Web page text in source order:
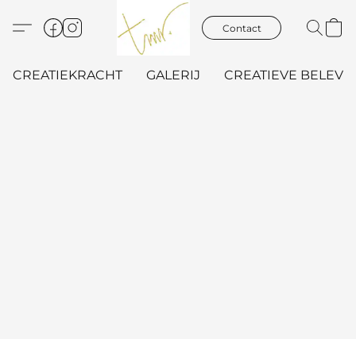
Contact
CREATIEKRACHT GALERIJ CREATIEVE